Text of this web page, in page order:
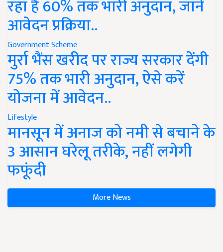
रहा है 60% तक भारी अनुदान, जानें
आवेदन प्रक्रिया..
Government Scheme
मुर्रा भैंस खरीद पर राज्य सरकार देंगी
75% तक भारी अनुदान, ऐसे करें
योजना में आवेदन..
Lifestyle
मानसून में अनाज को नमी से बचाने के
3 आसान घरेलू तरीके, नहीं लगेगी
फफूंदी
More News